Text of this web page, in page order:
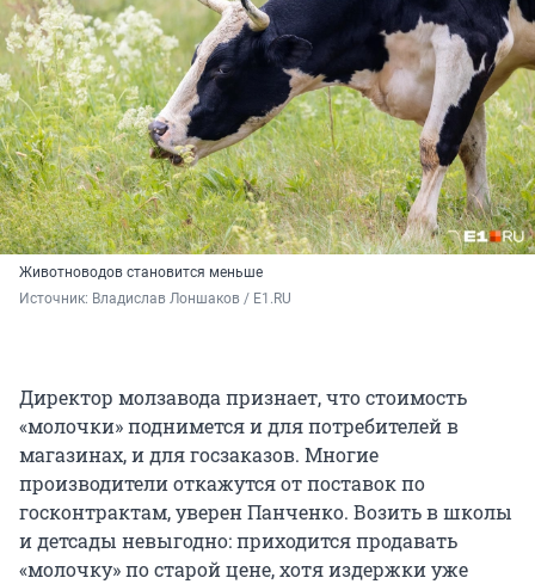
Животноводов становится меньше
Источник: Владислав Лоншаков / E1.RU
Директор молзавода признает, что стоимость
«молочки» поднимется и для потребителей в
магазинах, и для госзаказов. Многие
производители откажутся от поставок по
госконтрактам, уверен Панченко. Возить в школы
и детсады невыгодно: приходится продавать
«молочку» по старой цене, хотя издержки уже